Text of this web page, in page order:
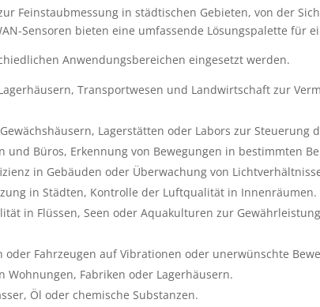
Feinstaubmessung in städtischen Gebieten, von der
Sensoren bieten eine umfassende Lösungspalette für
Anwendungsbereichen eingesetzt werden.
Transportwesen und Landwirtschaft zur
Lagerstätten oder Labors zur Steuerung
und Büros, Erkennung von Bewegungen in bestimmten
in Gebäuden oder Überwachung von
in Städten, Kontrolle der Luftqualität in Innenräumen.
in Flüssen, Seen oder Aquakulturen zur
oder Fahrzeugen auf Vibrationen oder unerwünschte
Wohnungen, Fabriken oder Lagerhäusern.
Öl oder chemische Substanzen.